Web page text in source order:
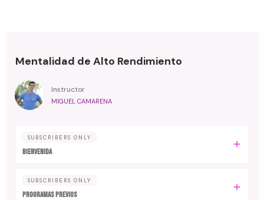
Mentalidad de Alto Rendimiento
Instructor
MIGUEL CAMARENA
SUBSCRIBERS ONLY
BIENVENIDA
SUBSCRIBERS ONLY
PROGRAMAS PREVIOS